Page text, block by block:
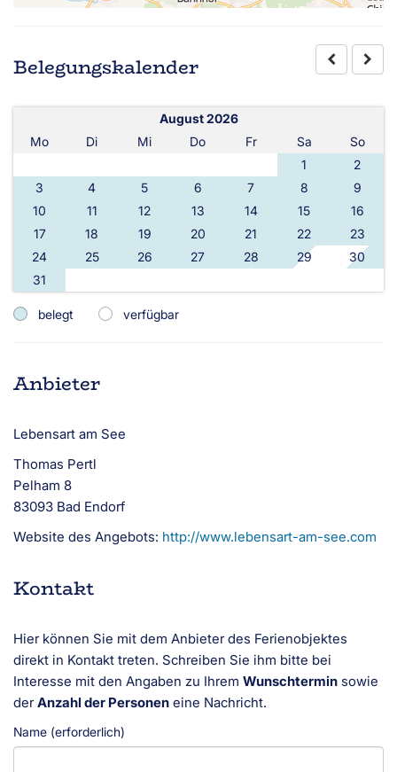
Belegungskalender
August 2026
Mo
Di Mi Do Fr Sa
So
1
2
3
4 5 6 7 8
9
10
11 12 13 14 15
16
17
18 19 20 21 22
23
24
25 26 27 28 29
30
31
belegt verfügbar
Anbieter
Lebensart am See
Thomas Pertl
Pelham 8
83093 Bad Endorf
Website des Angebots: http://www.lebensart-am-see.com
Kontakt
Hier können Sie mit dem Anbieter des Ferienobjektes
direkt in Kontakt treten. Schreiben Sie ihm bitte bei
Interesse mit den Angaben zu Ihrem Wunschtermin sowie
derAnzahl der Personen eine Nachricht.
Name (erforderlich)